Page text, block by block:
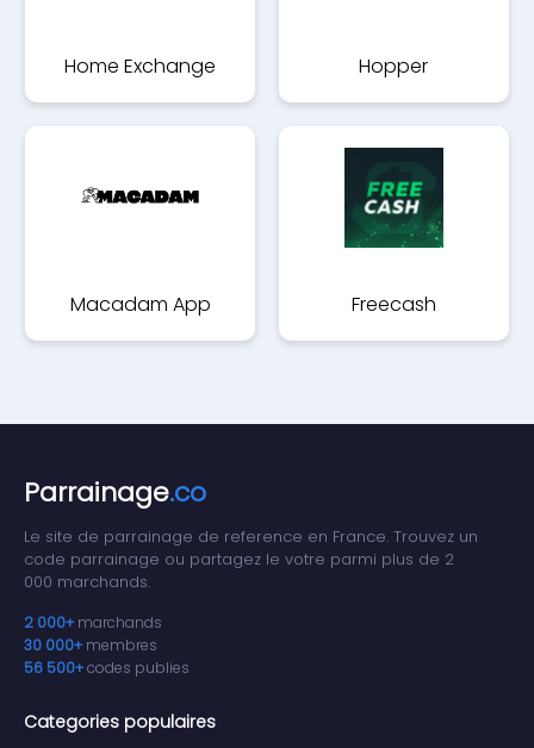
Home Exchange Hopper
Macadam App Freecash
Parrainage.co
Le site de parrainage de reference en France. Trouvez un
code parrainage ou partagez le votre parmi plus de 2
000 marchands.
2 000+ marchands
30 000+ membres
56 500+codes publies
Categories populaires